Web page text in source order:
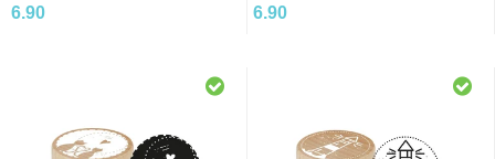
6.90 6.90